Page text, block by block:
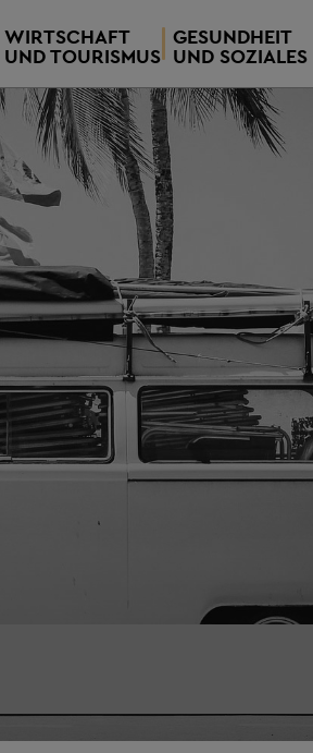
WIRTSCHAFT
UND TOURISMUS
GESUNDHEIT
UND SOZIALES